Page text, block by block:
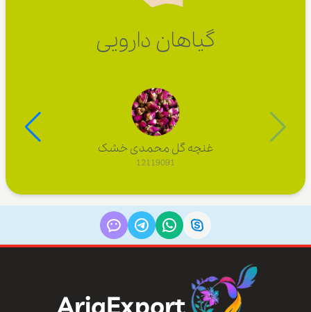
گیاهان دارویی
غنچه گل محمدی خشک
12119091